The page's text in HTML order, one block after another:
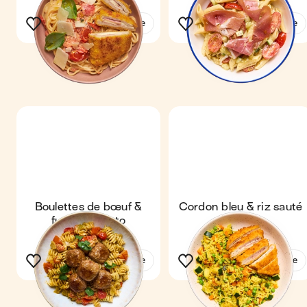
Voir la recette Voir la recette
Boulettes de bœuf &
fusilli au pesto
Voir la recette
Cordon bleu & riz sauté
Voir la recette